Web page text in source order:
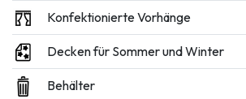
Konfektionierte Vorhänge
Decken für Sommer und Winter
Behälter